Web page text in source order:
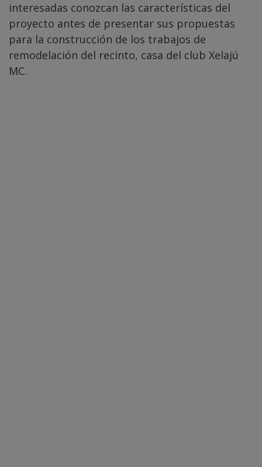
interesadas conozcan las características del
proyecto antes de presentar sus propuestas
para la construcción de los trabajos de
remodelación del recinto, casa del club Xelajú
MC.